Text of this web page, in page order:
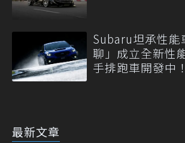
Subaru坦承性能
聊」成立全新性
手排跑車開發中！
最新文章